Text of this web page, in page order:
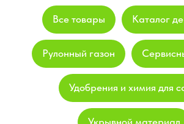
Все товары Каталог
Рулонный газон
Удобрения и химия для
Укрывной материал